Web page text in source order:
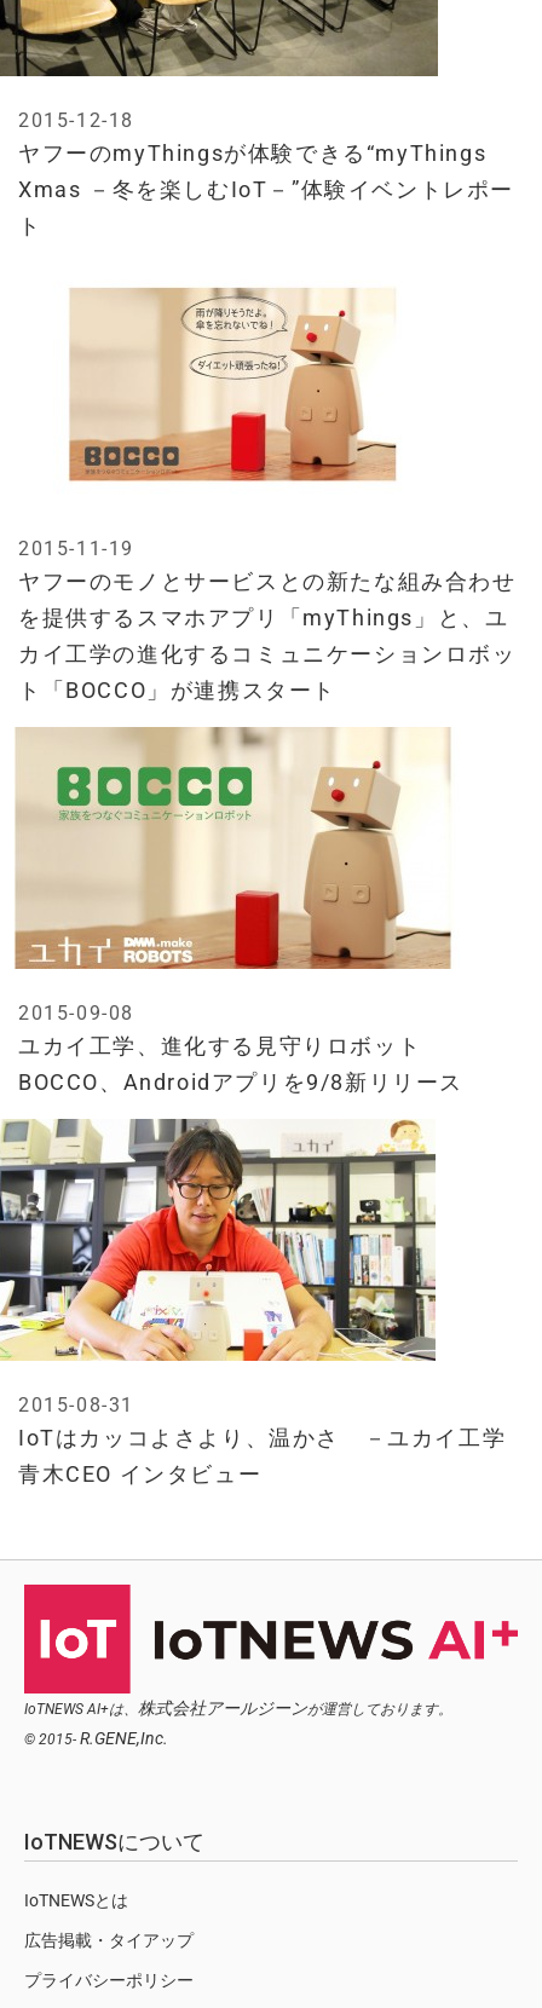
ヤフーのmyThingsが体験できる“myThings
Xmas －冬を楽しむIoT－”体験イベントレポー
ト
2015-12-18
ヤフーのモノとサービスとの新たな組み合わせ
を提供するスマホアプリ「myThings」と、ユ
カイ工学の進化するコミュニケーションロボッ
ト「BOCCO」が連携スタート
2015-11-19
ユカイ工学、進化する見守りロボット
BOCCO、Androidアプリを9/8新リリース
2015-09-08
IoTはカッコよさより、温かさ －ユカイ工学
青木CEO インタビュー
2015-08-31
IoTNEWS AI+は、 株式会社アールジーンが運営しております。
© 2015- R.GENE,Inc.
IoTNEWSについて
IoTNEWSとは
広告掲載・タイアップ
プライバシーポリシー